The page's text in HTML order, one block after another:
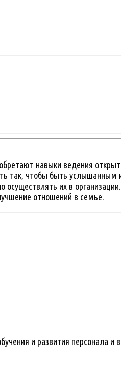
навыки ведения
так, чтобы быть услышанным
их в
отношений в семье.
и развития персонала и